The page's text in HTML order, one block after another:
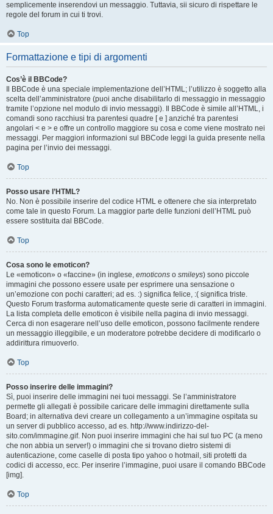
semplicemente inserendovi un messaggio. Tuttavia, sii sicuro di rispettare le
regole del forum in cui ti trovi.
Top
Formattazione e tipi di argomenti
Cos’è il BBCode?
Il BBCode è una speciale implementazione dell’HTML; l’utilizzo è soggetto alla
scelta dell’amministratore (puoi anche disabilitarlo di messaggio in messaggio
tramite l’opzione nel modulo di invio messaggi). Il BBCode è simile all’HTML, i
comandi sono racchiusi tra parentesi quadre [ e ] anziché tra parentesi
angolari < e > e offre un controllo maggiore su cosa e come viene mostrato nei
messaggi. Per maggiori informazioni sul BBCode leggi la guida presente nella
pagina per l’invio dei messaggi.
Top
Posso usare l’HTML?
No. Non è possibile inserire del codice HTML e ottenere che sia interpretato
come tale in questo Forum. La maggior parte delle funzioni dell’HTML può
essere sostituita dal BBCode.
Top
Cosa sono le emoticon?
Le «emoticon» o «faccine» (in inglese, emoticons o smileys) sono piccole
immagini che possono essere usate per esprimere una sensazione o
un’emozione con pochi caratteri; ad es. :) significa felice, :( significa triste.
Questo Forum trasforma automaticamente queste serie di caratteri in immagini.
La lista completa delle emoticon è visibile nella pagina di invio messaggi.
Cerca di non esagerare nell’uso delle emoticon, possono facilmente rendere
un messaggio illeggibile, e un moderatore potrebbe decidere di modificarlo o
addirittura rimuoverlo.
Top
Posso inserire delle immagini?
Sì, puoi inserire delle immagini nei tuoi messaggi. Se l’amministratore
permette gli allegati è possibile caricare delle immagini direttamente sulla
Board; in alternativa devi creare un collegamento a un’immagine ospitata su
un server di pubblico accesso, ad es. http://www.indirizzo-del-
sito.com/immagine.gif. Non puoi inserire immagini che hai sul tuo PC (a meno
che non abbia un server!) o immagini che si trovano dietro sistemi di
autenticazione, come caselle di posta tipo yahoo o hotmail, siti protetti da
codici di accesso, ecc. Per inserire l’immagine, puoi usare il comando BBCode
[img].
Top